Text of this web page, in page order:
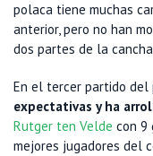
polaca tiene muchas
anterior, pero no han
dos partes de la
En el tercer partido del
expectativas y ha
Rutger ten Velde con 9
mejores jugadores del